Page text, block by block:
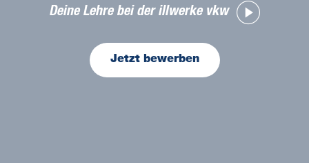
Deine Lehre bei der illwerke vkw
Jetzt bewerben